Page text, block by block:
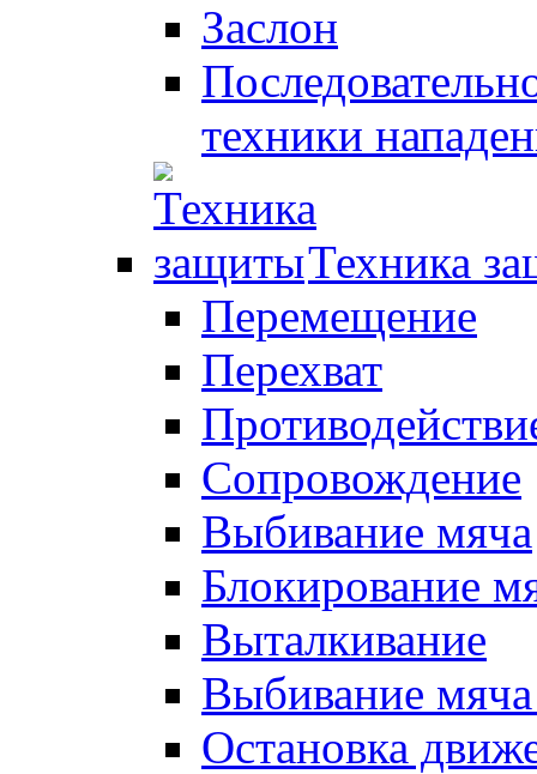
Заслон
техники
Техника
Перемещение
Перехват
Сопровождение
Выбивание мяча
Блокирование
Выталкивание
Выбивание
Остановка